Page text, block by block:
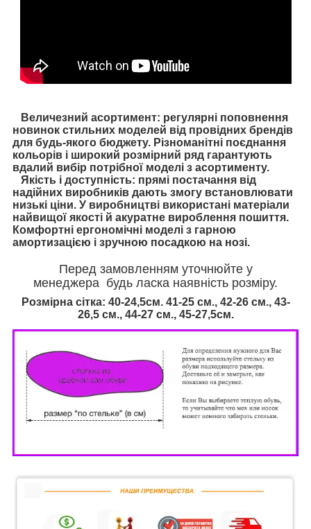
Величезний асортимент: регулярні поповнення
новинок стильних моделей від провідних брендів
для будь-якого бюджету. Різноманітні поєднання
кольорів і широкий розмірний ряд гарантують
вдалий вибір потрібної моделі з асортименту.
Якість і доступність: прямі постачання від
надійних виробників дають змогу встановлювати
низькі ціни. У виробництві використані матеріали
найвищої якості й акуратне вироблення пошиття.
Комфортні ергономічні моделі з гарною
амортизацією і зручною посадкою на нозі.
Перед замовленням уточнюйте у
менеджера будь ласка наявність розміру.
Розмірна сітка: 40-24,5см. 41-25 см., 42-26 см., 43-
26,5 см., 44-27 см., 45-27,5см.